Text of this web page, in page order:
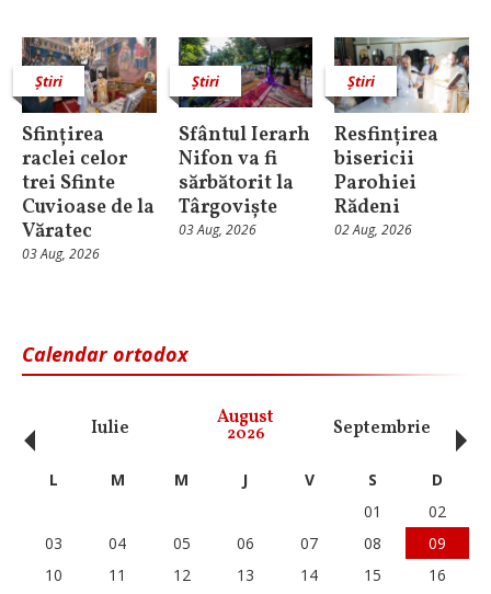
Știri
Sfințirea
raclei celor
trei Sfinte
Cuvioase de la
Văratec
03 Aug, 2026
Știri
Sfântul Ierarh
Nifon va fi
sărbătorit la
Târgoviște
03 Aug, 2026
Știri
Resfințirea
bisericii
Parohiei
Rădeni
02 Aug, 2026
Calendar ortodox
Iulie August
2026 Septembrie
‹ L M M J V S
D
01
02
03
04 05 06 07 08
09
10
11 12 13 14 15
16